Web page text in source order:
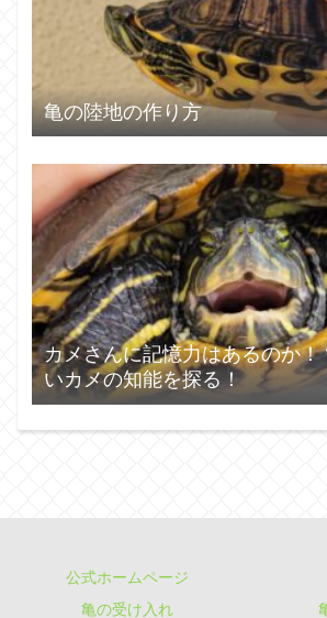
亀の陸地の作り方
カメさんに記憶力はあるのか！
いカメの知能を探る！
公式ホームページ
亀の受け入れ